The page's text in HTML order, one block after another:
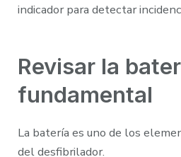
indicador para detectar
Revisar la
fundamental
La batería es uno de los
del desfibrilador.